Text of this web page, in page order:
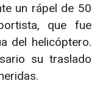
un rápel de 50
que fue
del helicóptero.
su traslado